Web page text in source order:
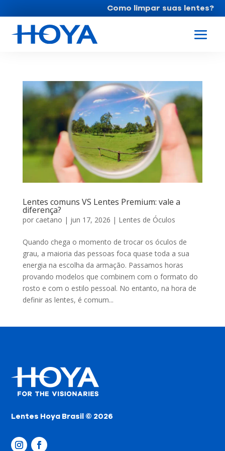
Como limpar suas lentes?
Lentes comuns VS Lentes Premium: vale a
diferença?
por caetano | jun 17, 2026 | Lentes de Óculos
Quando chega o momento de trocar os óculos de
grau, a maioria das pessoas foca quase toda a sua
energia na escolha da armação. Passamos horas
provando modelos que combinem com o formato do
rosto e com o estilo pessoal. No entanto, na hora de
definir as lentes, é comum...
Lentes Hoya Brasil © 2026